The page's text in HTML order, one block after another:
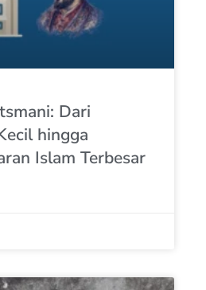
Dari
hingga
Islam Terbesar